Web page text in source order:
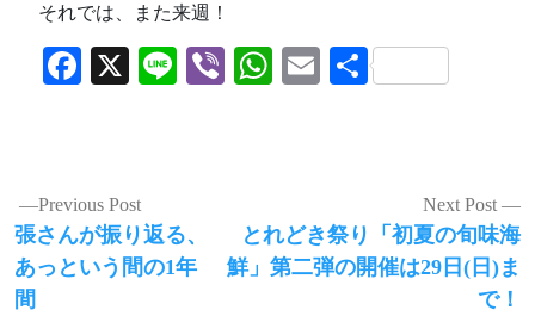
それでは、また来週！
Facebook
X LineViberWhatsApp
Email
共
投
稿
ナ
Previous Post
Previous
post:
張さんが振り返る、
あっという間の1年
間
Next Post
Next
post:
とれどき祭り「初夏の旬味海
鮮」第二弾の開催は29日(日)ま
で！